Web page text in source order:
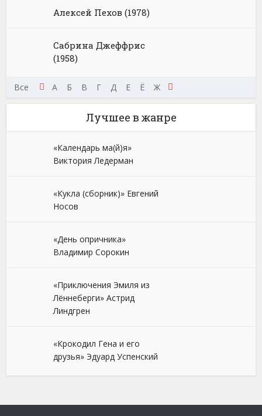
Алексей Пехов (1978)
Сабрина Джеффрис
(1958)
Все
Ю Я А Б В Г Д Е Ё Ж З
Лучшее в жанре
«Календарь ма(й)я»
Виктория Ледерман
«Кукла (сборник)» Евгений
Носов
«День опричника»
Владимир Сорокин
«Приключения Эмиля из
Лённеберги» Астрид
Линдгрен
«Крокодил Гена и его
друзья» Эдуард Успенский